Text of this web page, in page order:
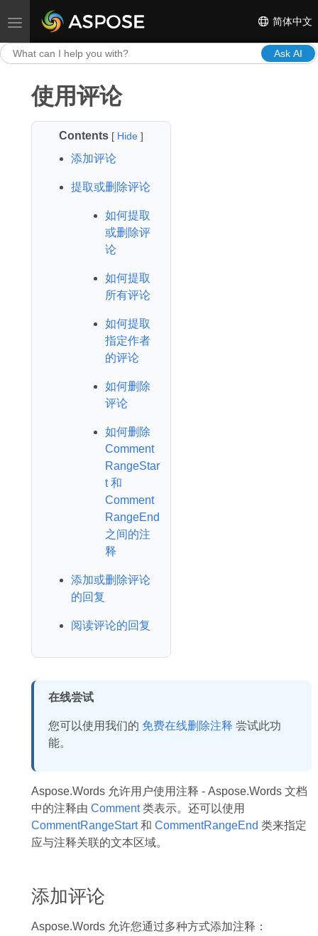
Toggle navigation 简体中文
Ask AI
使用评论
Contents [ Hide]
添加评论
提取或删除评论
如何提取
或删除评
论
如何提取
所有评论
如何提取
指定作者
的评论
如何删除
评论
如何删除
Comment
RangeStar
t 和
Comment
RangeEnd
之间的注
释
添加或删除评论
的回复
阅读评论的回复
在线尝试
您可以使用我们的 免费在线删除注释 尝试此功
能。
Aspose.Words 允许用户使用注释 - Aspose.Words 文档
中的注释由 Comment类表示。还可以使用
CommentRangeStart和 CommentRangeEnd 类来指定
应与注释关联的文本区域。
添加评论
Aspose.Words 允许您通过多种方式添加注释：